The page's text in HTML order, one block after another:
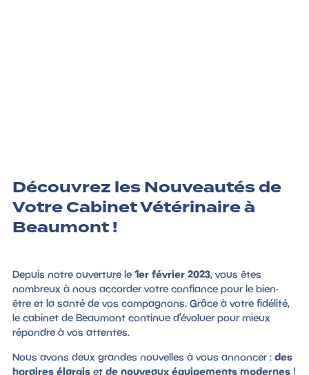
Découvrez les Nouveautés de
Votre Cabinet Vétérinaire à
Beaumont !
Depuis notre ouverture le 1er février 2023, vous êtes
nombreux à nous accorder votre confiance pour le bien-
être et la santé de vos compagnons. Grâce à votre fidélité,
le cabinet de Beaumont continue d’évoluer pour mieux
répondre à vos attentes.
Nous avons deux grandes nouvelles à vous annoncer : des
horaires élargiset de nouveaux équipements modernes!